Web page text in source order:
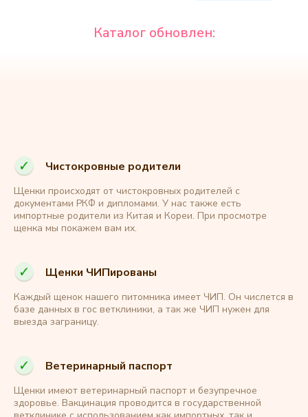
Чистокровные родители
Щенки происходят от чистокровных родителей с
документами РКФ и дипломами. У нас также есть
импортные родители из Китая и Кореи. При просмотре
щенка мы покажем вам их.
Щенки ЧИПированы
Каждый щенок нашего питомника имеет ЧИП. Он числется в
базе данных в гос ветклиники, а так же ЧИП нужен для
выезда заграницу.
Ветеринарный паспорт
Щенки имеют ветеринарный паспорт и безупречное
здоровье. Вакцинация проводится в государственной